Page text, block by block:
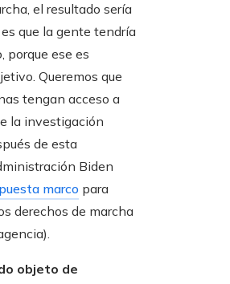
el resultado sería
que la gente tendría
porque ese es
Queremos que
tengan acceso a
la investigación
de esta
Biden
marco para
derechos de marcha
objeto de